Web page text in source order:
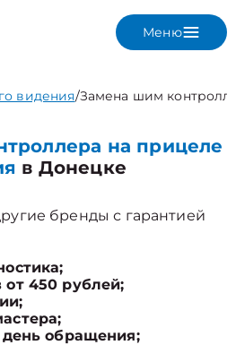
Меню
видения/Замена шим
на прицеле
в Донецке
бренды с гарантией
450 рублей;
день обращения;